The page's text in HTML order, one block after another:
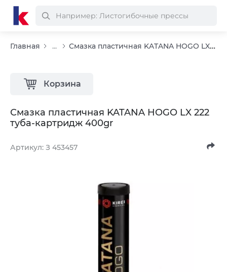
Главная ... Смазка пластичная KATANA HOGO LX 222 туба-картридж 400gr
Корзина
Смазка пластичная KATANA HOGO LX 222
туба-картридж 400gr
Артикул: З 453457